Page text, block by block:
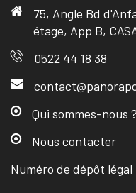
75, Angle Bd
étage, App B,
0522 44 18 38
Qui sommes-nous ?
Nous contacter